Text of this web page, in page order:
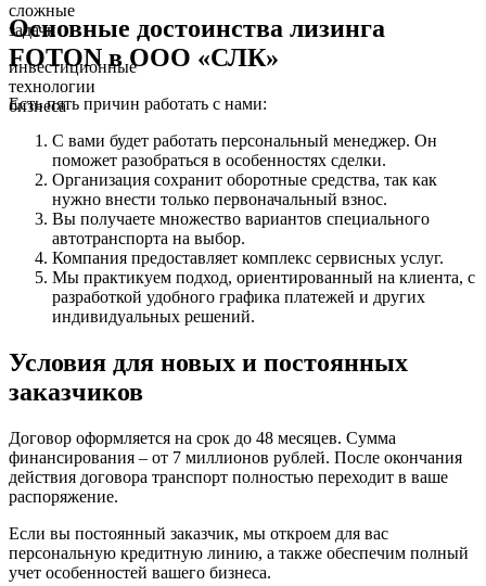
сложные
задачи
инвестиционные
технологии
бизнеса
Основные достоинства лизинга
FOTON в ООО «СЛК»
Есть пять причин работать с нами:
С вами будет работать персональный менеджер. Он
поможет разобраться в особенностях сделки.
Организация сохранит оборотные средства, так как
нужно внести только первоначальный взнос.
Вы получаете множество вариантов специального
автотранспорта на выбор.
Компания предоставляет комплекс сервисных услуг.
Мы практикуем подход, ориентированный на клиента, с
разработкой удобного графика платежей и других
индивидуальных решений.
Условия для новых и постоянных
заказчиков
Договор оформляется на срок до 48 месяцев. Сумма
финансирования – от 7 миллионов рублей. После окончания
действия договора транспорт полностью переходит в ваше
распоряжение.
Если вы постоянный заказчик, мы откроем для вас
персональную кредитную линию, а также обеспечим полный
учет особенностей вашего бизнеса.